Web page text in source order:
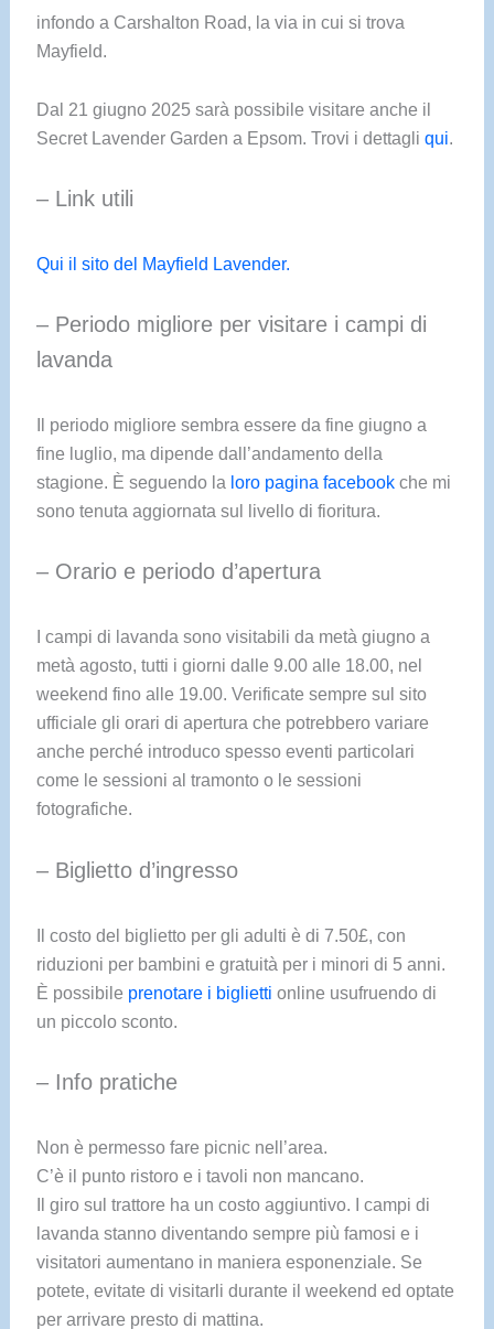
infondo a Carshalton Road, la via in cui si trova
Mayfield.
Dal 21 giugno 2025 sarà possibile visitare anche il
Secret Lavender Garden a Epsom. Trovi i dettagli qui
– Link utili
Qui il sito del Mayfield Lavender.
– Periodo migliore per visitare i campi di
lavanda
Il periodo migliore sembra essere da fine giugno a
fine luglio, ma dipende dall’andamento della
stagione. È seguendo la loro pagina facebookche mi
sono tenuta aggiornata sul livello di fioritura.
– Orario e periodo d’apertura
I campi di lavanda sono visitabili da metà giugno a
metà agosto, tutti i giorni dalle 9.00 alle 18.00, nel
weekend fino alle 19.00. Verificate sempre sul sito
ufficiale gli orari di apertura che potrebbero variare
anche perché introduco spesso eventi particolari
come le sessioni al tramonto o le sessioni
fotografiche.
– Biglietto d’ingresso
Il costo del biglietto per gli adulti è di 7.50£, con
riduzioni per bambini e gratuità per i minori di 5 anni.
È possibile prenotare i biglietti online usufruendo di
un piccolo sconto.
– Info pratiche
Non è permesso fare picnic nell’area.
C’è il punto ristoro e i tavoli non mancano.
Il giro sul trattore ha un costo aggiuntivo. I campi di
lavanda stanno diventando sempre più famosi e i
visitatori aumentano in maniera esponenziale. Se
potete, evitate di visitarli durante il weekend ed optate
per arrivare presto di mattina.